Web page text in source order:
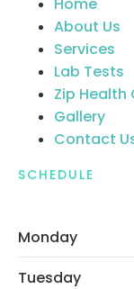
About Us
Services
Lab Tests
Zip Health
Gallery
Contact
SCHEDULE
Monday
Tuesday